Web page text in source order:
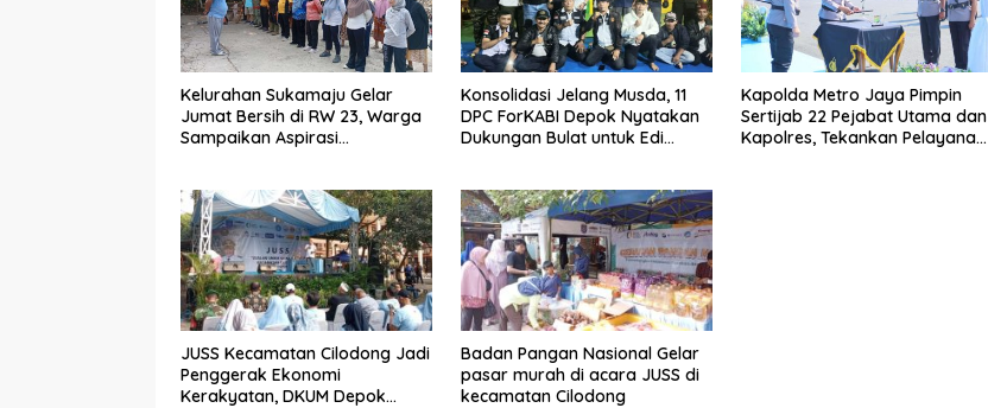
Kelurahan Sukamaju Gelar
Jumat Bersih di RW 23, Warga
Sampaikan Aspirasi
Konsolidasi Jelang Musda, 11
DPC ForKABI Depok Nyatakan
Dukungan Bulat untuk Edi
Kapolda Metro Jaya Pimpin
Sertijab 22 Pejabat Utama dan
Kapolres, Tekankan Pelayanan
JUSS Kecamatan Cilodong Jadi
Penggerak Ekonomi
Kerakyatan, DKUM Depok
Badan Pangan Nasional Gelar
pasar murah di acara JUSS di
kecamatan Cilodong